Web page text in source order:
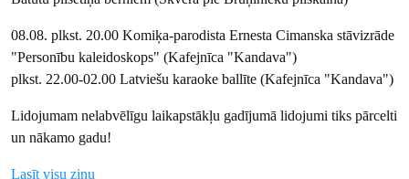
08.08. plkst. 20.00 Komiķa-parodista Ernesta Cimanska stāvizrāde
"Personību kaleidoskops" (Kafejnīca "Kandava")
plkst. 22.00-02.00 Latviešu karaoke ballīte (Kafejnīca "Kandava")
Lidojumam nelabvēlīgu laikapstākļu gadījumā lidojumi tiks pārcelti
un nākamo gadu!
Lasīt visu ziņu